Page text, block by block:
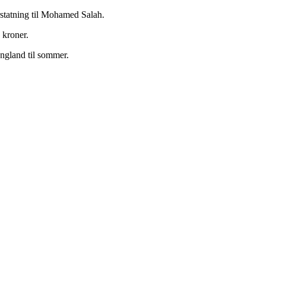
til Mohamed Salah.
til sommer.